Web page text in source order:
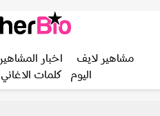
مشاهير لايف اخبار المشاهير
اليوم
كلمات الاغاني